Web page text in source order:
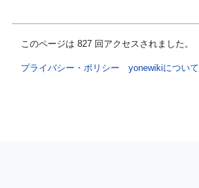
このページは 827 回アクセスされました。
プライバシー・ポリシー yonewikiについて